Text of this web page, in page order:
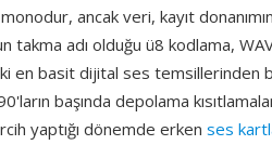
ancak veri, kayıt
adı olduğu ü8 kodlama, WAV
en basit dijital ses
başında depolama
yaptığı dönemde erken ses